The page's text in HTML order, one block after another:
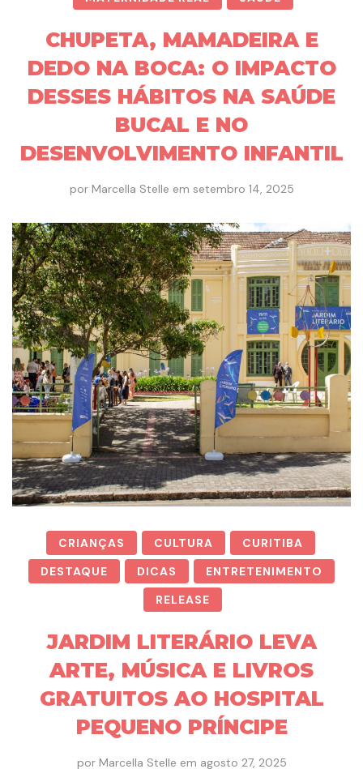
CHUPETA, MAMADEIRA E
DEDO NA BOCA: O IMPACTO
DESSES HÁBITOS NA SAÚDE
BUCAL E NO
DESENVOLVIMENTO INFANTIL
por Marcella Stelle em setembro 14, 2025
CRIANÇAS CULTURA
CURITIBA
DESTAQUE
DICAS
ENTRETENIMENTO
RELEASE
JARDIM LITERÁRIO LEVA
ARTE, MÚSICA E LIVROS
GRATUITOS AO HOSPITAL
PEQUENO PRÍNCIPE
por Marcella Stelle em agosto 27, 2025